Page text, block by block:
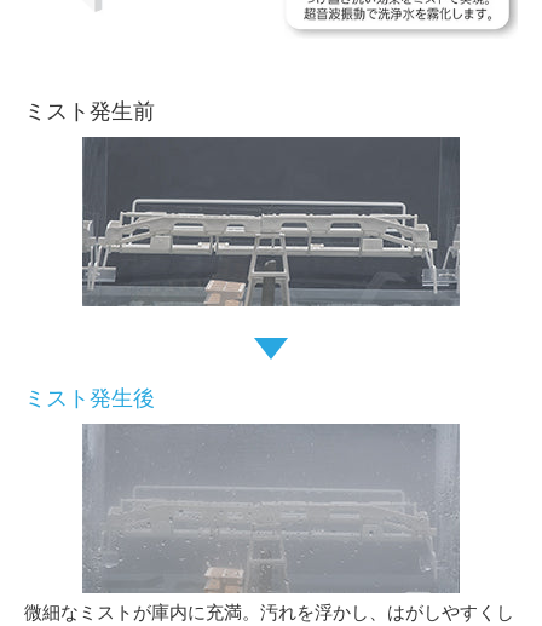
ミスト発生前
ミスト発生後
微細なミストが庫内に充満。汚れを浮かし、はがしやすくし